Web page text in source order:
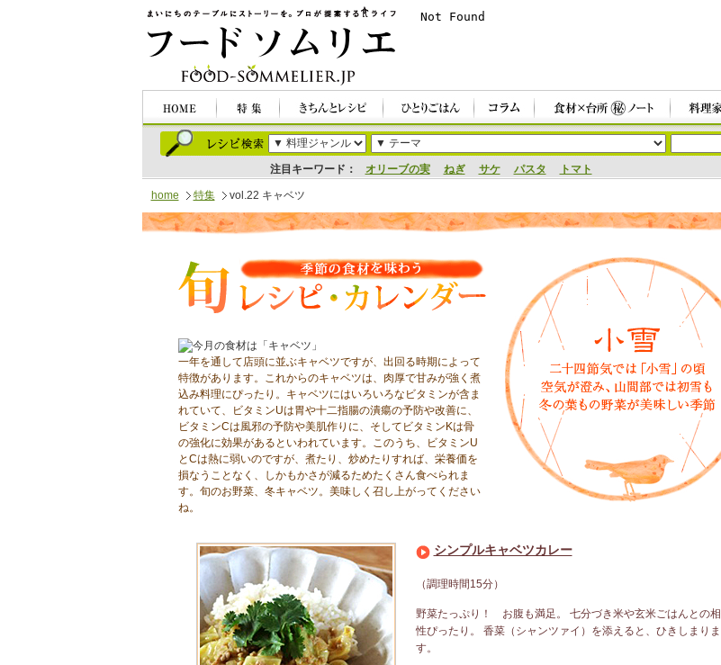
注目キーワード： オリーブの実 ねぎ サケ パスタ トマト
home 特集 vol.22 キャベツ
一年を通して店頭に並ぶキャベツですが、出回る時期によって
特徴があります。これからのキャベツは、肉厚で甘みが強く煮
込み料理にぴったり。キャベツにはいろいろなビタミンが含ま
れていて、ビタミンUは胃や十二指腸の潰瘍の予防や改善に、
ビタミンCは風邪の予防や美肌作りに、そしてビタミンKは骨
の強化に効果があるといわれています。このうち、ビタミンU
とCは熱に弱いのですが、煮たり、炒めたりすれば、栄養価を
損なうことなく、しかもかさが減るためたくさん食べられま
す。旬のお野菜、冬キャベツ。美味しく召し上がってください
ね。
シンプルキャベツカレー
（調理時間15分）
野菜たっぷり！ お腹も満足。 七分づき米や玄米ごはんとの相
性ぴったり。 香菜（シャンツァイ）を添えると、ひきしまりま
す。